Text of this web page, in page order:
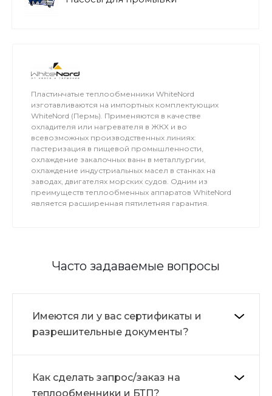
Пластинчатые теплообменники WhiteNord
изготавливаются на импортных комплектующих
WhiteNord (Пермь). Применяются в качестве
охладителя или нагревателя в ЖКХ и во
всевозможных производственных линиях:
пастеризация в пищевой промышленности,
охлаждение закалочных ванн в металлургии,
охлаждение индустриальных масел в станках на
заводах, двигателях морских судов. Одним из
преимуществ теплообменных аппаратов WhiteNord
является расширенная пятилетняя гарантия.
Часто задаваемые вопросы
Имеются ли у вас сертификаты и
разрешительные документы?
Как сделать запрос/заказ на
теплообменники и БТП?